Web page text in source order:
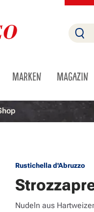
MARKEN MAGAZIN
Rustichella d'Abruzzo
Nudeln aus